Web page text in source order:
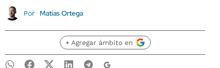
Por Matías Ortega
+ Agregar ámbito en